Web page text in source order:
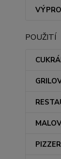
POUŽITÍ